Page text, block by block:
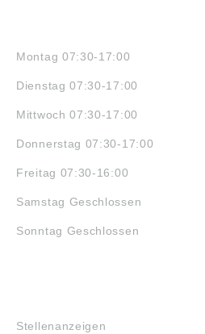
Montag 07:30-17:00
Dienstag 07:30-17:00
Mittwoch 07:30-17:00
Donnerstag 07:30-17:00
Freitag 07:30-16:00
Samstag Geschlossen
Sonntag Geschlossen
Stellenanzeigen